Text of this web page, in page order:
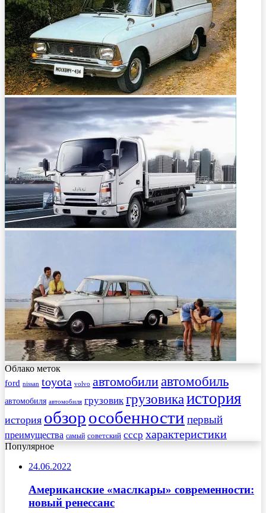
Облако меток
ford nissan toyota volvo автомобилиавтомобиль
автомобиля автомобиля грузовик грузовикаистория
история обзорособенности первый
преимущества самый советский ссср характеристики
Популярное
24.06.2022
Американские «маслкары» современности:
новый ренессанс